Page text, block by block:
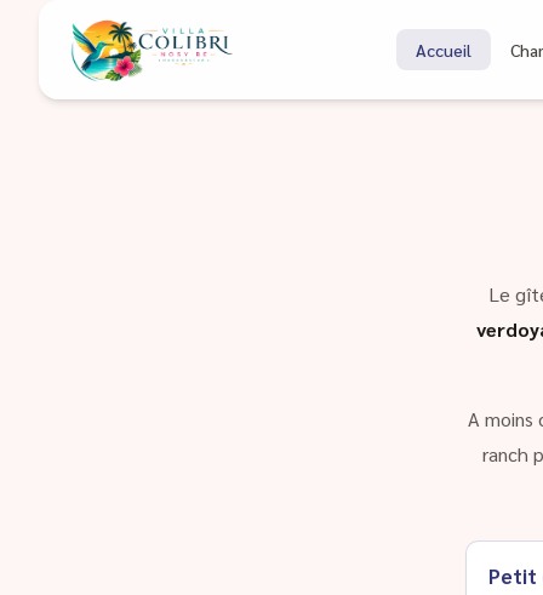
Accueil
Bienvenue à
Le
A moins
ranch
Petit